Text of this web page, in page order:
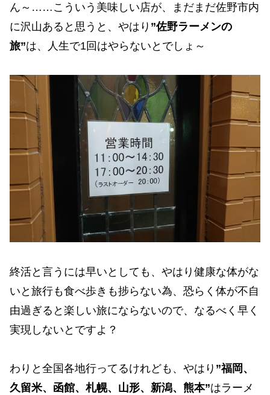
ん～……こういう美味しい店が、まだまだ佐野市内
に沢山あると思うと、やはり ”佐野ラーメンの
旅”は、人生で1回はやらないとでしょ～
終活と言うには早いとしても、やはり健康な体がな
いと旅行も食べ歩きも捗らない為、恐らく体が不自
由過ぎると楽しい旅にならないので、なるべく早く
実現しないとですよ？
わりと全国各地行ってるけれども、やはり ”福岡、
久留米、函館、札幌、山形、新潟、熊本”はラーメ